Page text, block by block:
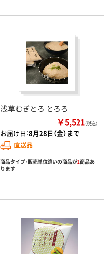
浅草むぎとろ とろろ
￥5,521（税込）
お届け日：8月28日（金）まで
直送品
商品タイプ・販売単位違いの商品が2商品あ
ります